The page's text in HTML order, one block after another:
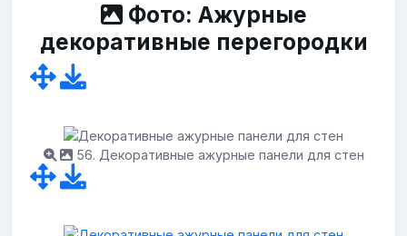
Фото: Ажурные
декоративные перегородки
56. Декоративные ажурные панели для стен